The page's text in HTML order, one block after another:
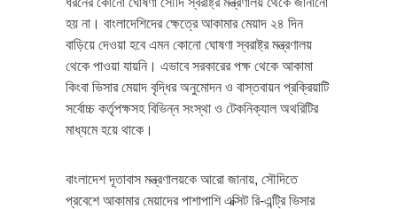
হয় না। বাংলাদেশিদের ক্ষেত্রে আকামার মেয়াদ ২৪ দিন
বাড়িয়ে দেওয়া হবে এমন কোনো ঘোষণা স্বরাষ্ট্র মন্ত্রণালয়
থেকে পাওয়া যায়নি। এভাবে সরকারের পক্ষ থেকে আকামা
কিংবা ভিসার মেয়াদ বৃদ্ধির অনুমোদন ও বাস্তবায়ন প্রক্রিয়াটি
সর্বোচ্চ কর্তৃপক্ষসহ বিভিন্ন সংস্থা ও টেকনিক্যাল অথরিটির
মাধ্যমে হয়ে থাকে।
বাংলাদেশ দূতাবাস মন্ত্রণালয়কে আরো জানায়, সৌদিতে
প্রবেশে আকামার মেয়াদের পাশাপাশি এক্সিট রি-এন্ট্রি ভিসার